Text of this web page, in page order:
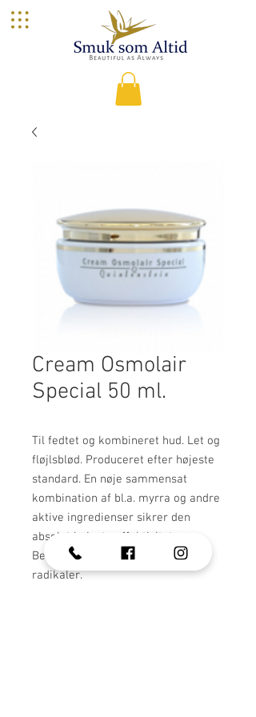
Cream Osmolair
Special 50 ml.
Til fedtet og kombineret hud. Let og
fløjlsblød. Produceret efter højeste
standard. En nøje sammensat
kombination af bl.a. myrra og andre
aktive ingredienser sikrer den
absolut højeste effektivitet.
Beskytter mod UV-stråler og frie
radikaler.